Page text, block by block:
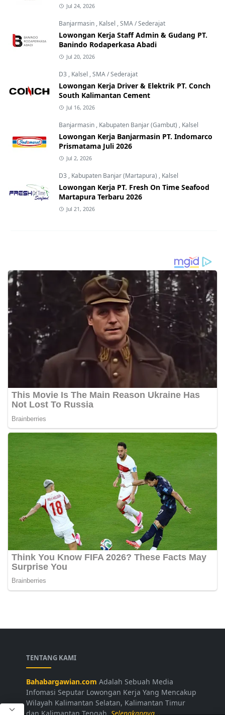
Jul 24, 2026
Banjarmasin , Kalsel ,SMA / Sederajat
Lowongan Kerja Staff Admin & Gudang PT.
Banindo Rodaperkasa Abadi
Jul 20, 2026
D3 , Kalsel ,SMA / Sederajat
Lowongan Kerja Driver & Elektrik PT. Conch
South Kalimantan Cement
Jul 16, 2026
Banjarmasin , Kabupaten Banjar (Gambut) , Kalsel
Lowongan Kerja Banjarmasin PT. Indomarco
Prismatama Juli 2026
Jul 2, 2026
D3 , Kabupaten Banjar (Martapura) , Kalsel
Lowongan Kerja PT. Fresh On Time Seafood
Martapura Terbaru 2026
Jul 21, 2026
TENTANG KAMI
Bahabargawian.com Adalah Sebuah Media
Infomasi Seputar Lowongan Kerja Yang Mencakup
Wilayah Kalimantan Selatan, Kalimantan Timur